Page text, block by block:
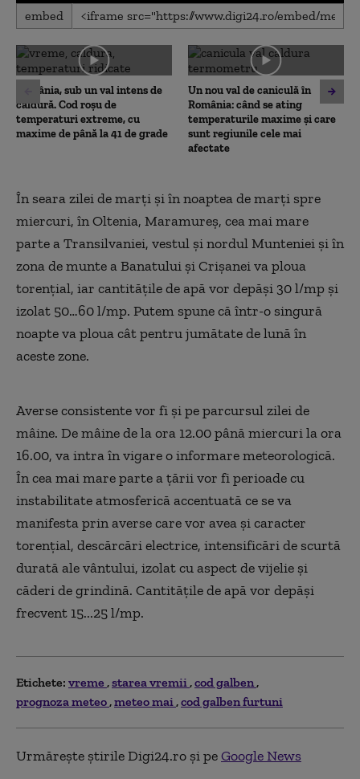
0
seconds
0
seconds
embed
România, sub un val intens de
căldură. Cod roșu de
temperaturi extreme, cu
maxime de până la 41 de grade
Un nou val de caniculă în
România: când se ating
temperaturile maxime și care
sunt regiunile cele mai
afectate
În seara zilei de marți și în noaptea de marți spre
miercuri, în Oltenia, Maramureș, cea mai mare
parte a Transilvaniei, vestul și nordul Munteniei și în
zona de munte a Banatului și Crișanei va ploua
torențial, iar cantitățile de apă vor depăși 30 l/mp și
izolat 50…60 l/mp. Putem spune că într-o singură
noapte va ploua cât pentru jumătate de lună în
aceste zone.
Averse consistente vor fi și pe parcursul zilei de
mâine. De mâine de la ora 12.00 până miercuri la ora
16.00, va intra în vigare o informare meteorologică.
În cea mai mare parte a țării vor fi perioade cu
instabilitate atmosferică accentuată ce se va
manifesta prin averse care vor avea și caracter
torențial, descărcări electrice, intensificări de scurtă
durată ale vântului, izolat cu aspect de vijelie și
căderi de grindină. Cantitățile de apă vor depăși
frecvent 15...25 l/mp.
Etichete: vreme starea vremii cod galben
prognoza meteo meteo mai cod galben furtuni
Urmărește știrile Digi24.ro și peGoogle News